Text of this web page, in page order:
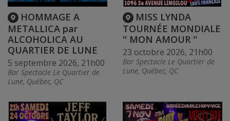
HOMMAGE A
METALLICA par
ALCOHOLICA AU
QUARTIER DE LUNE
5 septembre 2026, 21h00
Bar Spectacle Le Quartier de
Lune, Québec, QC
MISS LYNDA
TOURNÉE MONDIALE
'' MON AMOUR ''
23 octobre 2026, 21h00
Bar Spectacle Le Quartier de
Lune, Québec, QC